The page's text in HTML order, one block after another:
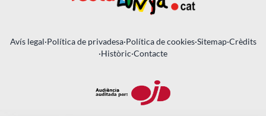
Avís legal·Política de privadesa·Política de cookies·Sitemap·Crèdits
·Històric·Contacte